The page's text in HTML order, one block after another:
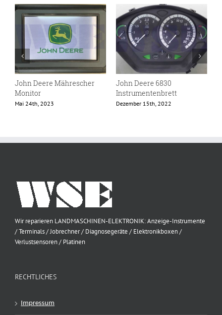
John Deere Mährescher
Monitor
Mai 24th, 2023
John Deere 6830
Instrumentenbrett
Dezember 15th, 2022
Wir reparieren LANDMASCHINEN-ELEKTRONIK: Anzeige-Instrumente
/ Terminals / Jobrechner / Diagnosegeräte / Elektronikboxen /
Verlustsensoren / Platinen
RECHTLICHES
Impressum